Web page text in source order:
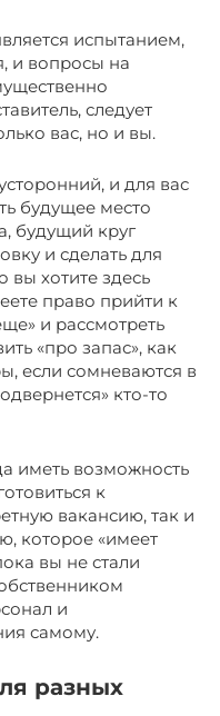
испытанием,
и вопросы на
следует
вас, но и вы.
и для вас
будущее место
будущий круг
и сделать для
вы хотите здесь
право прийти к
и рассмотреть
«про запас», как
если сомневаются в
кто-то
иметь возможность
к
вакансию, так и
которое «имеет
вы не стали
и
самому.
разных